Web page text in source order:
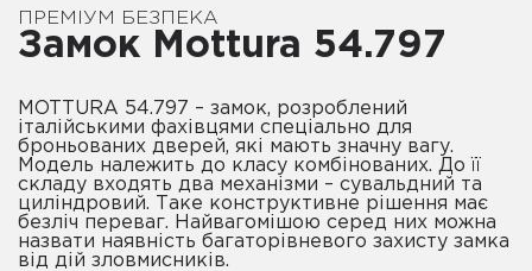
ПРЕМІУМ БЕЗПЕКА
Замок Mottura 54.797
MOTTURA 54.797 – замок, розроблений
італійськими фахівцями спеціально для
броньованих дверей, які мають значну вагу.
Модель належить до класу комбінованих. До її
складу входять два механізми – сувальдний та
циліндровий. Таке конструктивне рішення має
безліч переваг. Найвагомішою серед них можна
назвати наявність багаторівневого захисту замка
від дій зловмисників.